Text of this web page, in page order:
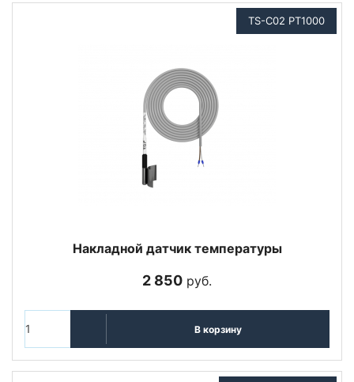
TS-C02 PT1000
Накладной датчик температуры
2 850 руб.
В корзину